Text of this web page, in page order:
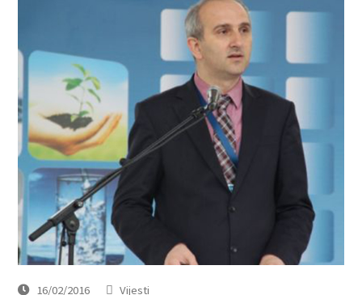
16/02/2016 Vijesti